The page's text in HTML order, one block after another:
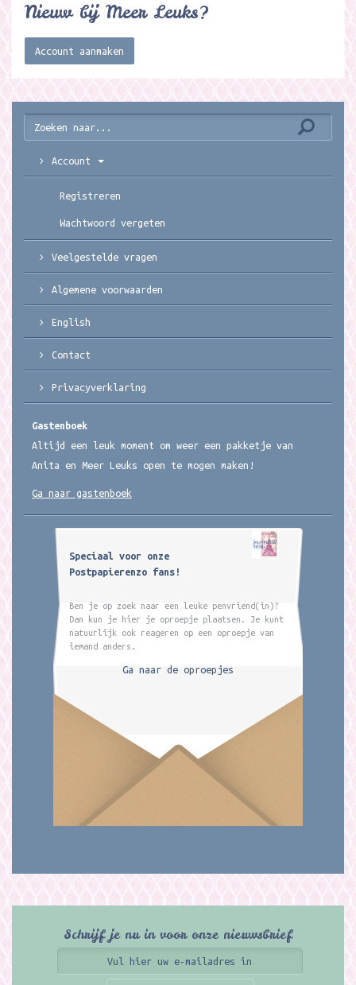
Nieuw bij Meer Leuks?
Account aanmaken
Account
Registreren
Wachtwoord vergeten
Veelgestelde vragen
Algemene voorwaarden
English
Contact
Privacyverklaring
Gastenboek
Altijd een leuk moment om weer een pakketje van
Anita en Meer Leuks open te mogen maken!
Ga naar gastenboek
Speciaal voor onze
Postpapierenzo fans!
Ben je op zoek naar een leuke penvriend(in)?
Dan kun je hier je oproepje plaatsen. Je kunt
natuurlijk ook reageren op een oproepje van
iemand anders.
Ga naar de oproepjes
Schrijf je nu in voor onze nieuwsbrief